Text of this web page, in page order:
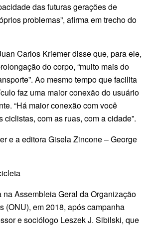
das futuras gerações de
problemas”, afirma em trecho do
Carlos Kriemer disse que, para ele,
do corpo, “muito mais do
Ao mesmo tempo que facilita
faz uma maior conexão do usuário
“Há maior conexão com você
ciclistas, com as ruas, com a cidade”.
e a editora Gisela Zincone – George
na Assembleia Geral da Organização
(ONU), em 2018, após campanha
e sociólogo Leszek J. Sibilski, que